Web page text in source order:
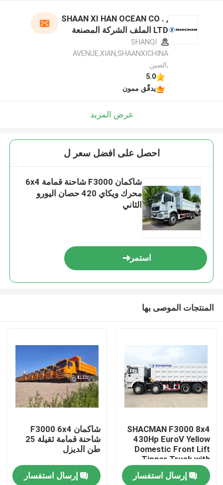
SHAAN XI HAN OCEAN CO . ,
LTD الملف الشركة المصنعة
SHANQI
AVENUE,XIAN,SHAANXICHINA
,الصين
5.0
يدقّق ممون
عرض المزيد
احصل على افضل سعر ل
شاكمان F3000 شاحنة قمامة 6x4
محرك ويكاي 420 حصان اليورو
الثاني
استمر
المنتجات الموصى بها
SHACMAN F3000 8x4
430Hp EuroV Yellow
Domestic Front Lift
Tipper Truck with
300L Fuel Tank and
12.00R20 Tires
إرسال استفسار
شاكمان F3000 6x4
شاحنة قمامة ثقيلة 25
طن الديزل
إرسال استفسار